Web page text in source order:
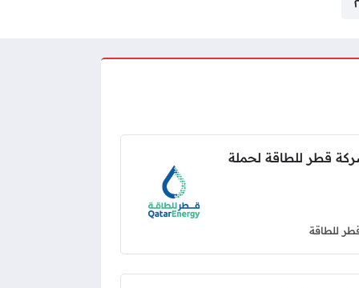
قطر للطاقة لحملة
للطاقة